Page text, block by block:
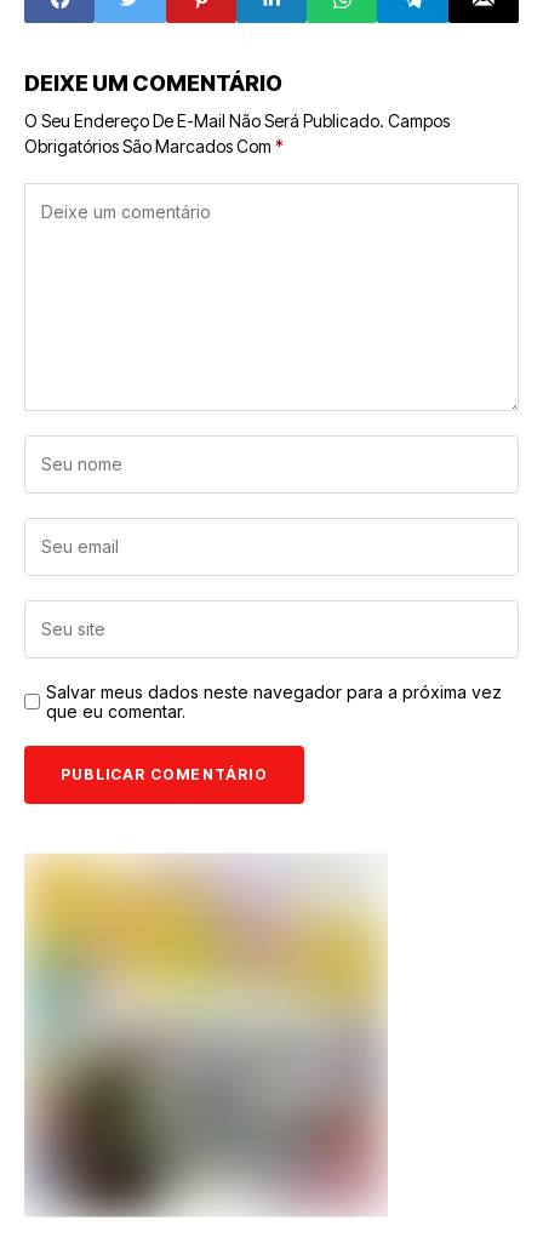
empreender
DEIXE UM COMENTÁRIO
O Seu Endereço De E-Mail Não Será Publicado. Campos
Obrigatórios São Marcados Com *
Salvar meus dados neste navegador para a próxima vez
que eu comentar.